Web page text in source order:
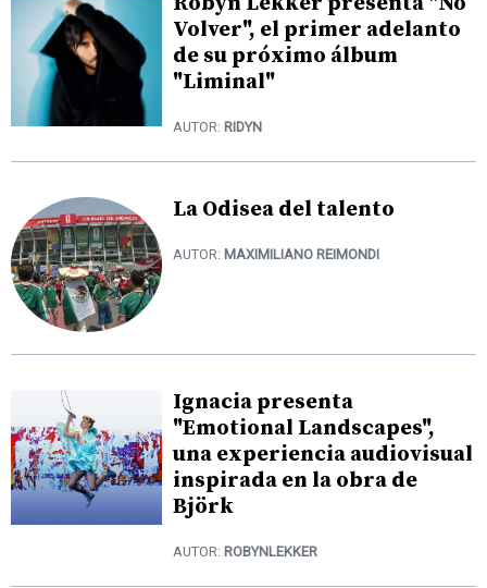
Volver", el primer adelanto
de su próximo álbum
"Liminal"
AUTOR:RIDYN
La Odisea del talento
AUTOR:MAXIMILIANO REIMONDI
Ignacia presenta
"Emotional Landscapes",
una experiencia audiovisual
inspirada en la obra de
Björk
AUTOR:ROBYNLEKKER